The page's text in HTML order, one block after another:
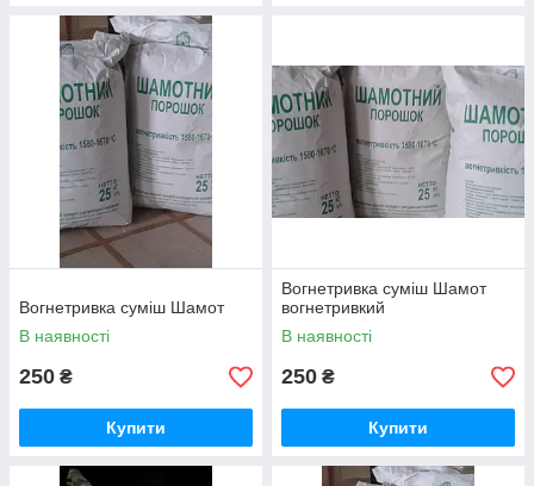
Вогнетривка суміш Шамот
В наявності
250 ₴
Купити
Вогнетривка суміш Шамот
вогнетривкий
В наявності
250 ₴
Купити